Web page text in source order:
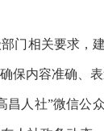
门相关要求，
保内容准确、表
昌人社”微信公